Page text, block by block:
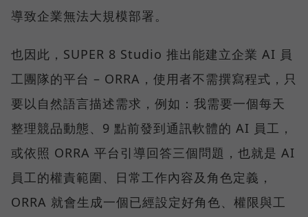
導致企業無法大規模部署。
也因此，SUPER 8 Studio 推出能建立企業 AI 員
工團隊的平台 – ORRA，使用者不需撰寫程式，只
要以自然語言描述需求，例如：我需要一個每天
整理競品動態、9 點前發到通訊軟體的 AI 員工，
或依照 ORRA 平台引導回答三個問題，也就是 AI
員工的權責範圍、日常工作內容及角色定義，
ORRA 就會生成一個已經設定好角色、權限與工